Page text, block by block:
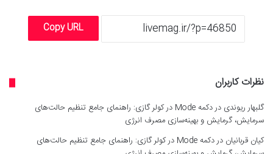
Copy URL
نظرات کاربران
گلبهار ریوندی در
دکمه Mode در کولر گازی: راهنمای جامع تنظیم حالت‌های
سرمایش، گرمایش و بهینه‌سازی مصرف انرژی
کیان قربانیان در
دکمه Mode در کولر گازی: راهنمای جامع تنظیم حالت‌های